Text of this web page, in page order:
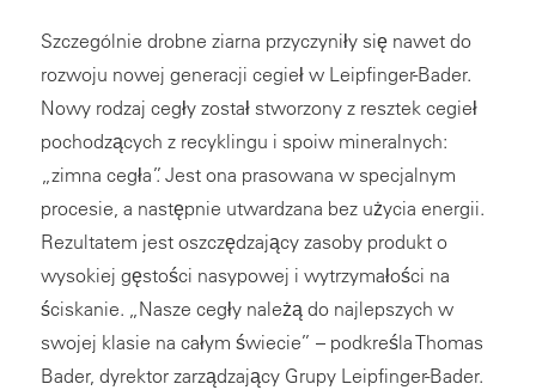
Szczególnie drobne ziarna przyczyniły się nawet do
rozwoju nowej generacji cegieł w Leipfinger-Bader.
Nowy rodzaj cegły został stworzony z resztek cegieł
pochodzących z recyklingu i spoiw mineralnych:
„zimna cegła”. Jest ona prasowana w specjalnym
procesie, a następnie utwardzana bez użycia energii.
Rezultatem jest oszczędzający zasoby produkt o
wysokiej gęstości nasypowej i wytrzymałości na
ściskanie. „Nasze cegły należą do najlepszych w
swojej klasie na całym świecie” – podkreśla Thomas
Bader, dyrektor zarządzający Grupy Leipfinger-Bader.